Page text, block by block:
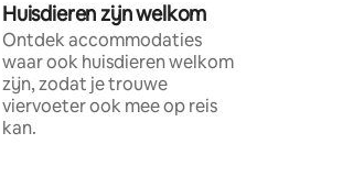
Huisdieren zijn welkom
Ontdek accommodaties
waar ook huisdieren welkom
zijn, zodat je trouwe
viervoeter ook mee op reis
kan.